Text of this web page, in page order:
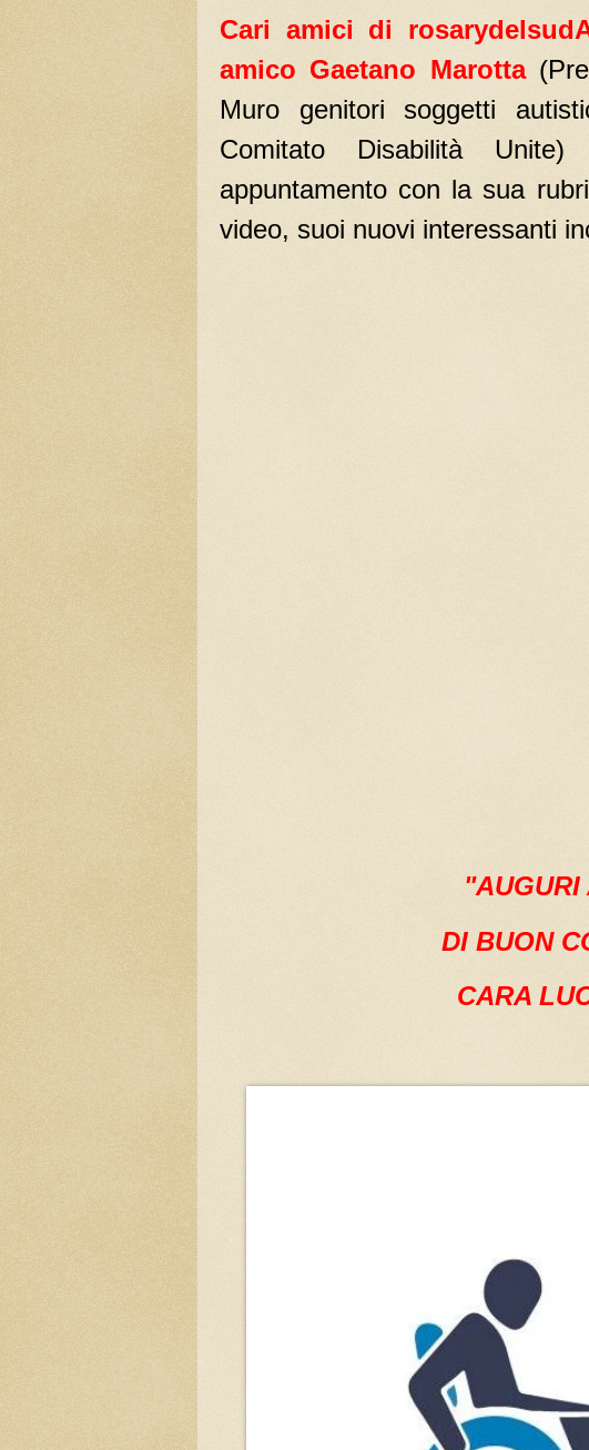
Cari amici di
amico Gaetano Marotta
Muro genitori soggetti
Comitato Disabilità
appuntamento con la sua
video, suoi nuovi interessanti
"AUGURI
DI BUON
CARA